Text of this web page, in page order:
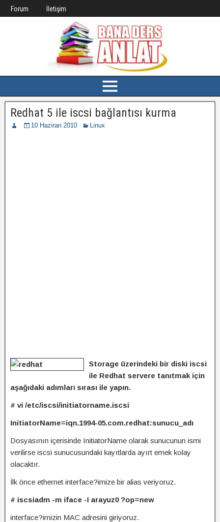
Forum İletişim
Redhat 5 ile iscsi bağlantısı kurma
10 Haziran 2010 Linux
Storage üzerindeki bir diski iscsi
ile Redhat servere tanıtmak için
aşağıdaki adımları sırası ile yapın.
# vi /etc/iscsi/initiatorname.iscsi
InitiatorName=iqn.1994-05.com.redhat:sunucu_adı
Dosyasının içerisinde InitiatorName olarak sunucunun ismi
verilirse iscsi sunucusundaki kayıtlarda ayırt emek kolay
olacaktır.
İlk önce ethernet interface?imize bir alias veriyoruz.
# iscsiadm -m iface -I arayuz0 ?op=new
interface?imizin MAC adresini giriyoruz.